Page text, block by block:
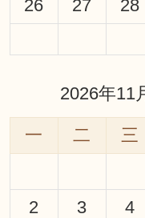
26
27 28
2026年11
一 二 三
2
3 4